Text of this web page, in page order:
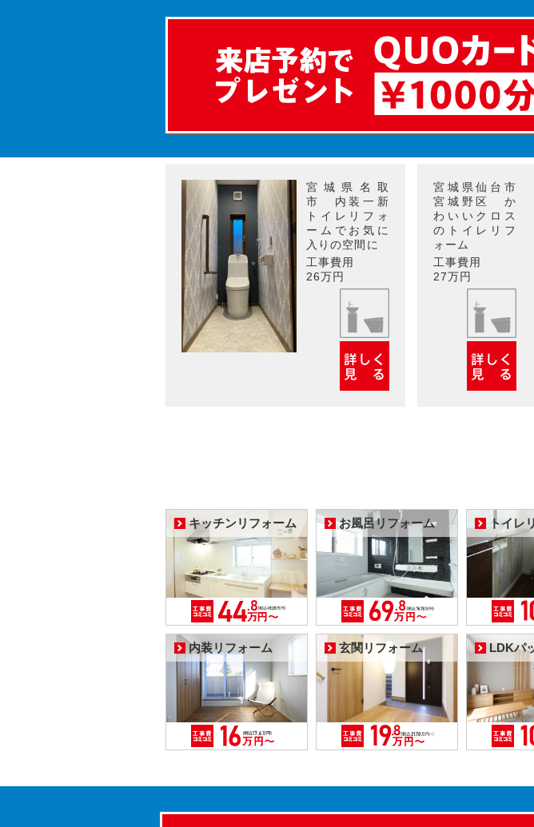
宮城県名取
市 内装一新
トイレリフォ
ームでお気に
入りの空間に
工事費用
26万円
宮城県仙台市
宮城野区 か
わいいクロス
のトイレリフ
ォーム
工事費用
27万円
キッチンリフォーム お風呂リフォーム トイレ
内装リフォーム 玄関リフォーム LDKパ